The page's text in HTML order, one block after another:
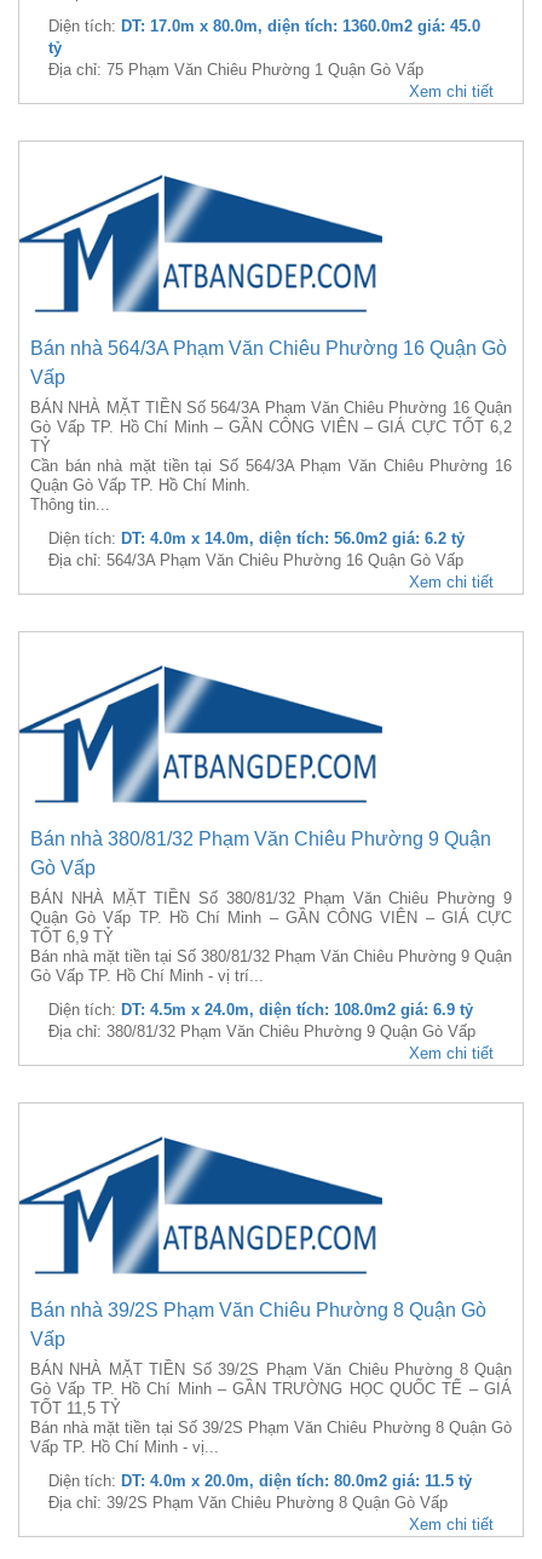
Diện tích: DT: 17.0m x 80.0m, diện tích: 1360.0m2 giá: 45.0
tỷ
Địa chỉ: 75 Phạm Văn Chiêu Phường 1 Quận Gò Vấp
Xem chi tiết
Bán nhà 564/3A Phạm Văn Chiêu Phường 16 Quận Gò
Vấp
BÁN NHÀ MẶT TIỀN Số 564/3A Phạm Văn Chiêu Phường 16 Quận
Gò Vấp TP. Hồ Chí Minh – GẦN CÔNG VIÊN – GIÁ CỰC TỐT 6,2
TỶ
Cần bán nhà mặt tiền tại Số 564/3A Phạm Văn Chiêu Phường 16
Quận Gò Vấp TP. Hồ Chí Minh.
Thông tin...
Diện tích: DT: 4.0m x 14.0m, diện tích: 56.0m2 giá: 6.2 tỷ
Địa chỉ: 564/3A Phạm Văn Chiêu Phường 16 Quận Gò Vấp
Xem chi tiết
Bán nhà 380/81/32 Phạm Văn Chiêu Phường 9 Quận
Gò Vấp
BÁN NHÀ MẶT TIỀN Số 380/81/32 Phạm Văn Chiêu Phường 9
Quận Gò Vấp TP. Hồ Chí Minh – GẦN CÔNG VIÊN – GIÁ CỰC
TỐT 6,9 TỶ
Bán nhà mặt tiền tại Số 380/81/32 Phạm Văn Chiêu Phường 9 Quận
Gò Vấp TP. Hồ Chí Minh - vị trí...
Diện tích: DT: 4.5m x 24.0m, diện tích: 108.0m2 giá: 6.9 tỷ
Địa chỉ: 380/81/32 Phạm Văn Chiêu Phường 9 Quận Gò Vấp
Xem chi tiết
Bán nhà 39/2S Phạm Văn Chiêu Phường 8 Quận Gò
Vấp
BÁN NHÀ MẶT TIỀN Số 39/2S Phạm Văn Chiêu Phường 8 Quận
Gò Vấp TP. Hồ Chí Minh – GẦN TRƯỜNG HỌC QUỐC TẾ – GIÁ
TỐT 11,5 TỶ
Bán nhà mặt tiền tại Số 39/2S Phạm Văn Chiêu Phường 8 Quận Gò
Vấp TP. Hồ Chí Minh - vị...
Diện tích: DT: 4.0m x 20.0m, diện tích: 80.0m2 giá: 11.5 tỷ
Địa chỉ: 39/2S Phạm Văn Chiêu Phường 8 Quận Gò Vấp
Xem chi tiết